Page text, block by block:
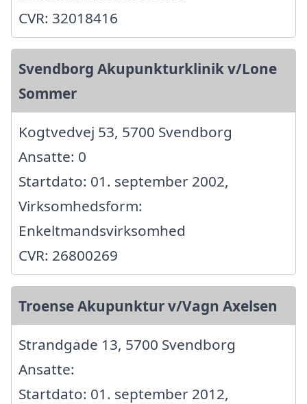
CVR: 32018416
Svendborg Akupunkturklinik v/Lone
Sommer
Kogtvedvej 53, 5700 Svendborg
Ansatte: 0
Startdato: 01. september 2002,
Virksomhedsform:
Enkeltmandsvirksomhed
CVR: 26800269
Troense Akupunktur v/Vagn Axelsen
Strandgade 13, 5700 Svendborg
Ansatte:
Startdato: 01. september 2012,